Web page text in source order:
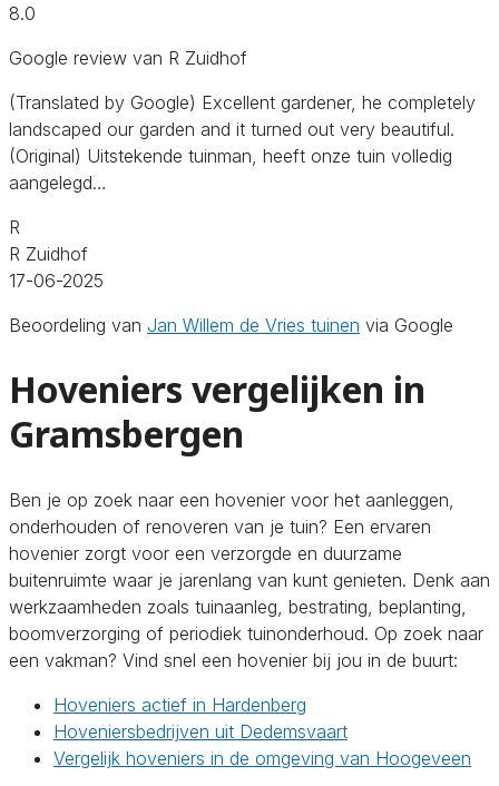
8.0
Google review van R Zuidhof
(Translated by Google) Excellent gardener, he completely
landscaped our garden and it turned out very beautiful.
(Original) Uitstekende tuinman, heeft onze tuin volledig
aangelegd…
R
R Zuidhof
17-06-2025
Beoordeling van Jan Willem de Vries tuinen via Google
Hoveniers vergelijken in
Gramsbergen
Ben je op zoek naar een hovenier voor het aanleggen,
onderhouden of renoveren van je tuin? Een ervaren
hovenier zorgt voor een verzorgde en duurzame
buitenruimte waar je jarenlang van kunt genieten. Denk aan
werkzaamheden zoals tuinaanleg, bestrating, beplanting,
boomverzorging of periodiek tuinonderhoud. Op zoek naar
een vakman? Vind snel een hovenier bij jou in de buurt:
Hoveniers actief in Hardenberg
Hoveniersbedrijven uit Dedemsvaart
Vergelijk hoveniers in de omgeving van Hoogeveen